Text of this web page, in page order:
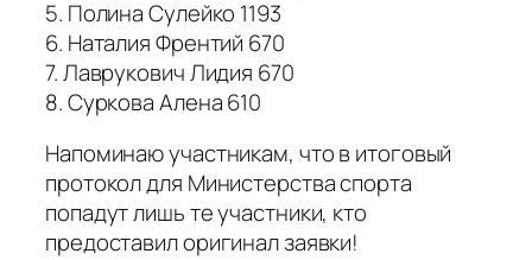
5. Полина Сулейко 1193
6. Наталия Френтий 670
7. Лаврукович Лидия 670
8. Суркова Алена 610
Напоминаю участникам, что в итоговый
протокол для Министерства спорта
попадут лишь те участники, кто
предоставил оригинал заявки!